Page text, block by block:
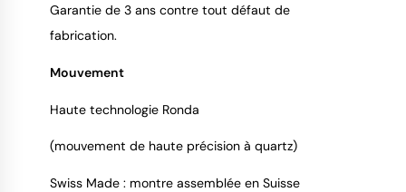
Garantie de 3 ans contre tout défaut de
fabrication.
Mouvement
Haute technologie Ronda
(mouvement de haute précision à quartz)
Swiss Made : montre assemblée en Suisse